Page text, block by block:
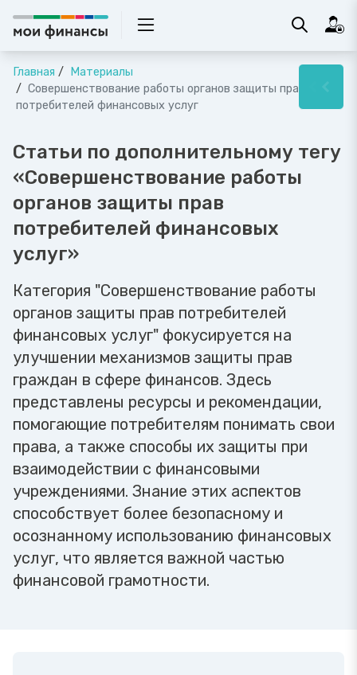
Главная
Материалы
Совершенствование работы органов защиты прав
потребителей финансовых услуг
Статьи по дополнительному тегу
«Совершенствование работы
органов защиты прав
потребителей финансовых
услуг»
Категория "Совершенствование работы
органов защиты прав потребителей
финансовых услуг" фокусируется на
улучшении механизмов защиты прав
граждан в сфере финансов. Здесь
представлены ресурсы и рекомендации,
помогающие потребителям понимать свои
права, а также способы их защиты при
взаимодействии с финансовыми
учреждениями. Знание этих аспектов
способствует более безопасному и
осознанному использованию финансовых
услуг, что является важной частью
финансовой грамотности.